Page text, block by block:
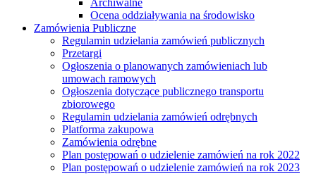
Ocena oddziaływania na środowisko
Zamówienia Publiczne
Regulamin udzielania zamówień publicznych
Przetargi
Ogłoszenia o planowanych zamówieniach lub
umowach ramowych
Ogłoszenia dotyczące publicznego transportu
zbiorowego
Regulamin udzielania zamówień odrębnych
Platforma zakupowa
Zamówienia odrębne
Plan postępowań o udzielenie zamówień na rok 2022
Plan postępowań o udzielenie zamówień na rok 2023